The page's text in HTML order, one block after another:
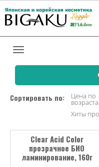
Сортировать по: Цена по
Хиты
Clear Acid Color
прозрачное БИО
ламинирование, 160г